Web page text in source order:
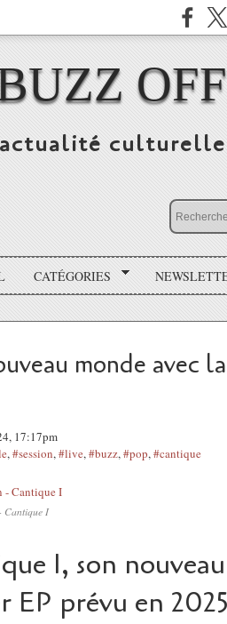
CATÉGORIES
monde avec la
17:17pm
,#session,#live,#buzz,#pop,#cantique
Cantique I
I, son nouveau
EP prévu en